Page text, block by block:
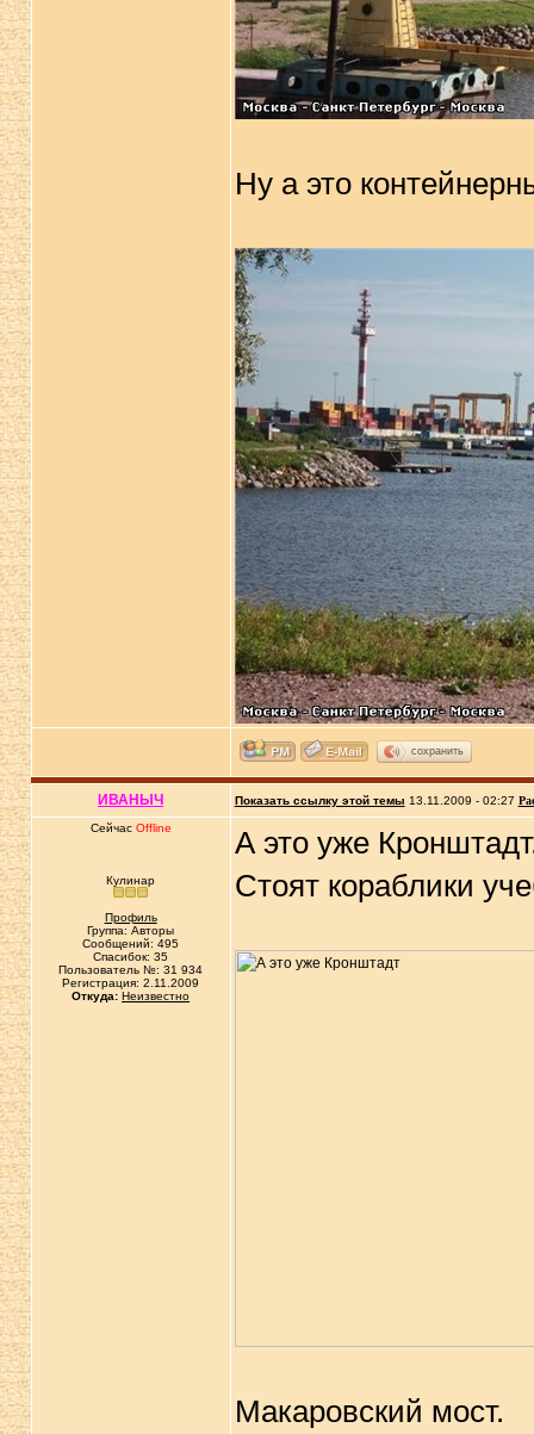
Ну а это
сохранить
ИВАНЫЧ Показать ссылку этой темы 13.11.2009 - 02:27
Сейчас Offline
Кулинар
Профиль
Группа: Авторы
Сообщений: 495
Спасибок: 35
Пользователь №: 31 934
Регистрация: 2.11.2009
Откуда: Неизвестно
А это уже
Стоят кораблики
Макаровский мост.